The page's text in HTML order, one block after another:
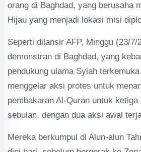
orang di Baghdad, yang berusaha
Hijau yang menjadi lokasi misi
Seperti dilansir AFP, Minggu (23/
demonstran di Baghdad, yang
pendukung ulama Syiah
menggelar aksi protes untuk
pembakaran Al-Quran untuk ketiga
sebulan, dengan dua aksi awal
Mereka berkumpul di Alun-alun